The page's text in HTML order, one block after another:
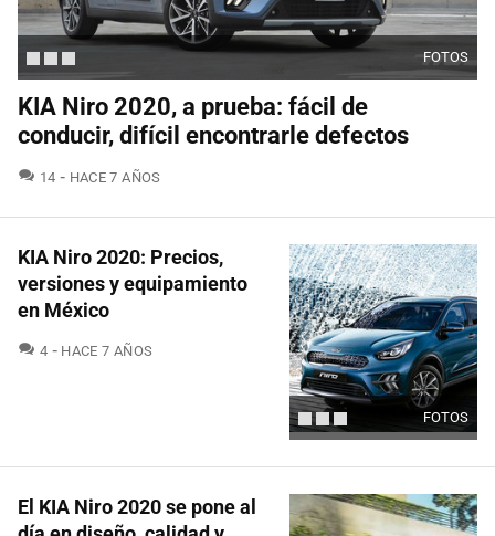
FOTOS
KIA Niro 2020, a prueba: fácil de
conducir, difícil encontrarle defectos
14 COMENTARIOS
HACE 7 AÑOS
FOTOS
KIA Niro 2020: Precios,
versiones y equipamiento
en México
4 COMENTARIOS
HACE 7 AÑOS
El KIA Niro 2020 se pone al